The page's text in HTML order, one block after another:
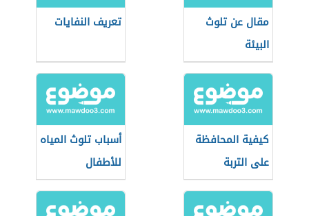
مقال عن تلوث
البيئة
تعريف النفايات
كيفية المحافظة
على التربة
أسباب تلوث المياه
للأطفال